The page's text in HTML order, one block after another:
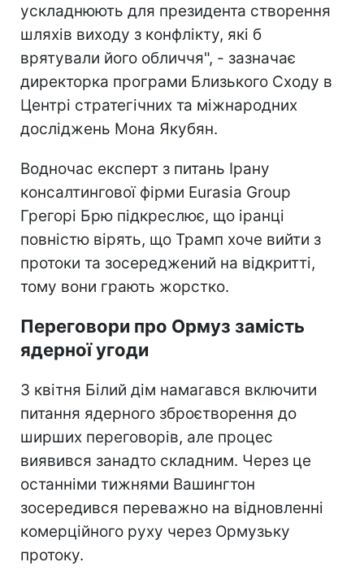
ускладнюють для президента створення
шляхів виходу з конфлікту, які б
врятували його обличчя", - зазначає
директорка програми Близького Сходу в
Центрі стратегічних та міжнародних
досліджень Мона Якубян.
Водночас експерт з питань Ірану
консалтингової фірми Eurasia Group
Грегорі Брю підкреслює, що іранці
повністю вірять, що Трамп хоче вийти з
протоки та зосереджений на відкритті,
тому вони грають жорстко.
Переговори про Ормуз замість
ядерної угоди
З квітня Білий дім намагався включити
питання ядерного зброєтворення до
ширших переговорів, але процес
виявився занадто складним. Через це
останніми тижнями Вашингтон
зосередився переважно на відновленні
комерційного руху через Ормузьку
протоку.